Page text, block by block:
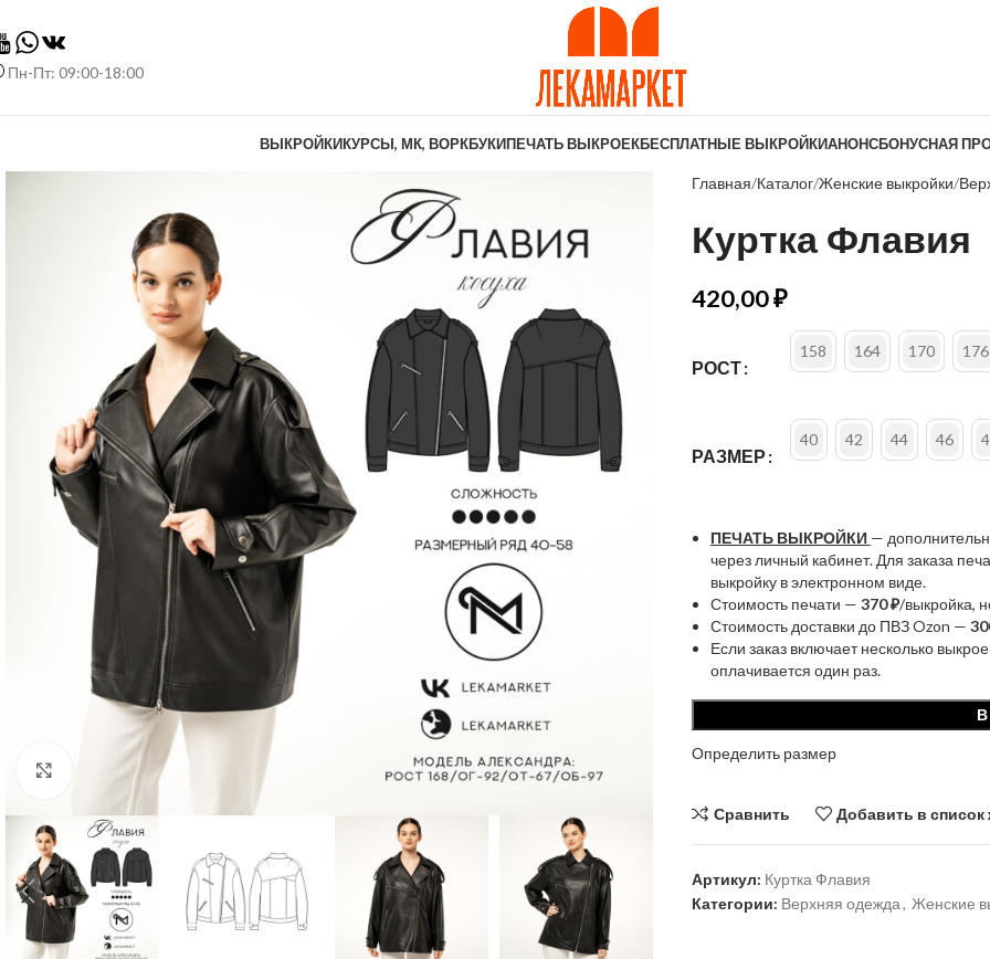
Пн-Пт: 09:00-18:00
ВЫКРОЙКИКУРСЫ, МК, ВОРКБУКИПЕЧАТЬ ВЫКРОЕКБЕСПЛАТНЫЕ ВЫКРОЙКИАНОНСБОНУСНАЯ
Нажмите, чтобы увеличить
Главная Каталог Женские выкройки
Куртка Флавия
420,00₽
РОСТ
158 164 170 176
РАЗМЕР
40 42 44 46
ПЕЧАТЬ ВЫКРОЙКИ —
через личный кабинет. Для заказа
выкройку в электронном виде.
Стоимость печати — 370 ₽/выкройка,
Стоимость доставки до ПВЗ Ozon —
Если заказ включает несколько
оплачивается один раз.
Определить размер
Сравнить Добавить в список
Артикул: Куртка Флавия
Категории: Верхняя одежда, Женские